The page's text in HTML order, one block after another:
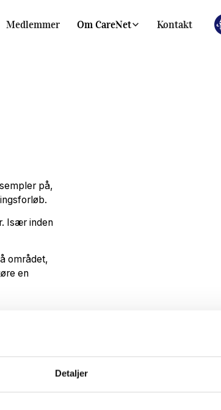
Detaljer
Medlemmer Om CareNet Kontakt
på,
Især inden
området,
en